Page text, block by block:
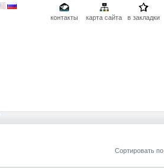
контакты карта сайта
в закладки
Сортировать по